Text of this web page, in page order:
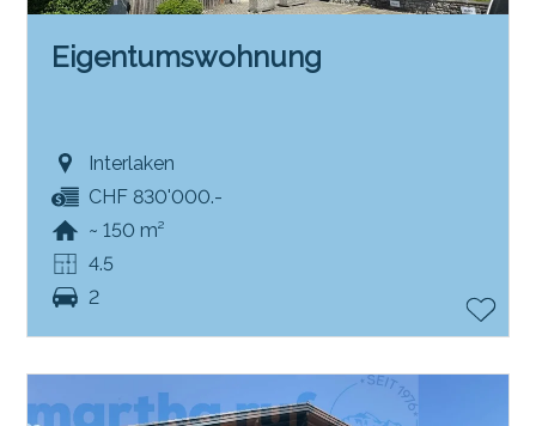
Eigentumswohnung
Interlaken
CHF 830'000.-
~ 150 m²
4.5
2